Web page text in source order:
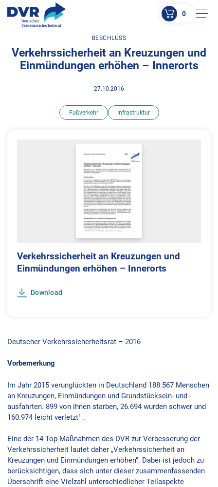
ZUM HAUPTINHALT SPRINGEN
ZUR SUCHE SPRINGEN
0
BESCHLUSS
Verkehrssicherheit an Kreuzungen und
Einmündungen erhöhen – Innerorts
27.10.2016
Fußverkehr Infrastruktur
Verkehrssicherheit an Kreuzungen und
Einmündungen erhöhen – Innerorts
Download
Deutscher Verkehrssicherheitsrat – 2016
Vorbemerkung
Im Jahr 2015 verunglückten in Deutschland 188.567 Menschen
an Kreuzungen, Einmündungen und Grundstücksein- und -
ausfahrten. 899 von ihnen starben, 26.694 wurden schwer und
160.974 leicht verletzt1 .
Eine der 14 Top-Maßnahmen des DVR zur Verbesserung der
Verkehrssicherheit lautet daher „Verkehrssicherheit an
Kreuzungen und Einmündungen erhöhen“. Dabei ist jedoch zu
berücksichtigen, dass sich unter dieser zusammenfassenden
Überschrift eine Vielzahl unterschiedlicher Teilaspekte